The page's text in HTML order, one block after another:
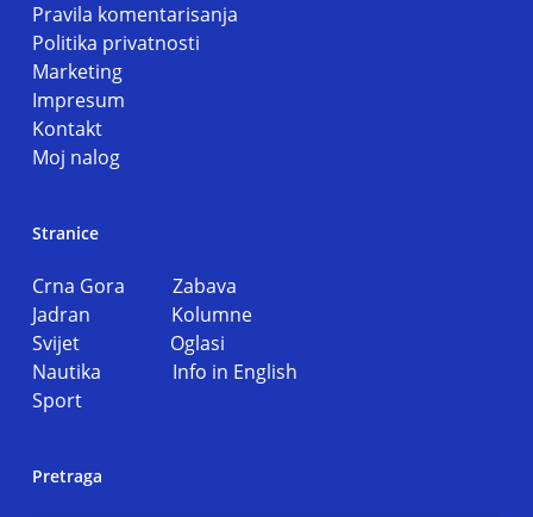
Pravila komentarisanja
Politika privatnosti
Marketing
Impresum
Kontakt
Moj nalog
Stranice
Crna Gora Zabava
Jadran Kolumne
Svijet Oglasi
Nautika Info in English
Sport
Pretraga